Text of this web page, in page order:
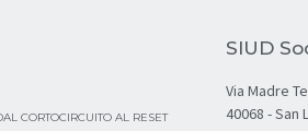
CORTOCIRCUITO AL RESET
SIUD
Via Madre
40068 - San